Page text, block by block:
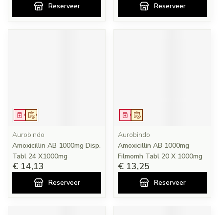
Reserveer Reserveer
Op voorschrift
Geneesmiddel
Aurobindo
Amoxicillin AB 1000mg Disp.
Tabl 24 X1000mg
€ 14,13
Reserveer
Op voorschrift
Geneesmiddel
Aurobindo
Amoxicillin AB 1000mg
Filmomh Tabl 20 X 1000mg
€ 13,25
Reserveer